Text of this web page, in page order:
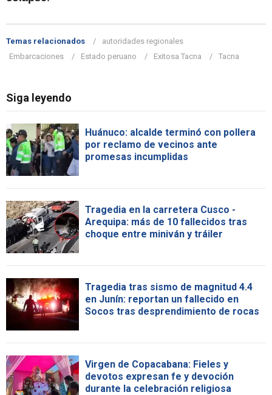
Temas relacionados
autoridades regionales
Embarcaciones
Estado peruano Exitosa Tacna Tacna
Siga leyendo
Huánuco: alcalde terminó con pollera
por reclamo de vecinos ante
promesas incumplidas
Tragedia en la carretera Cusco -
Arequipa: más de 10 fallecidos tras
choque entre miniván y tráiler
Tragedia tras sismo de magnitud 4.4
en Junín: reportan un fallecido en
Socos tras desprendimiento de rocas
Virgen de Copacabana: Fieles y
devotos expresan fe y devoción
durante la celebración religiosa